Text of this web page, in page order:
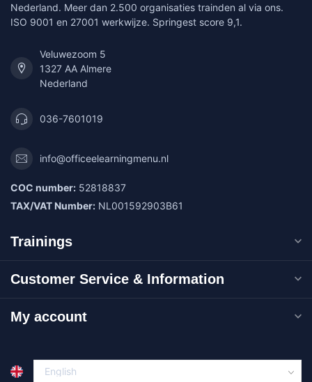
Nederland. Meer dan 2.500 organisaties trainden al via ons.
ISO 9001 en 27001 werkwijze. Springest score 9,1.
Veluwezoom 5
1327 AA Almere
Nederland
036-7601019
info@officeelearningmenu.nl
COC number: 52818837
TAX/VAT Number: NL001592903B61
Trainings
Customer Service & Information
My account